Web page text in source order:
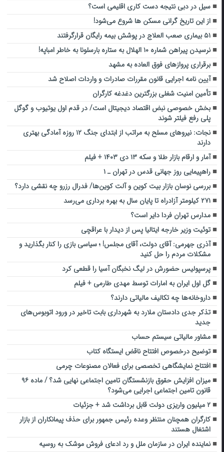
سیل در دبی نتیجه دست کاری اقلیمی است؟
از این تاریخ گرانی مسکن ها شروع می‌شود!
۵۱ بیماری صعب العلاج در پوشش بیمه رایگان قرارگرفتند
نرسیدن پیراهن شماره ۱۰ الهلال به ستاره بارسلونا به خاطر امباپه!
برقراری پروازهای فوق العاده به مشهد
آیین نامه اجرایی قانون مقررات صادرات و واردات اصلاح شد
تأمین امنیت شغلی بزرگترین دغدغه کارگران
بخش خصوصی نبض اقتصاد دیجیتال است/ در قدم اول یوتیوب و گوگل
پلی رفع فیلتر شوند
نجات: نیروهای مسلح به مراتب از ابتدای جنگ ۱۲ روزه آمادگی بهتری
دارند
آمار و ارقام بازار طلا و سکه ۱۳ دی ۱۴۰۳ + فیلم
راهپیمایی روز جهانی قدس در تهران ـ ۱
بررسی نوسان بازار بیت کوین و آلت ‌کوین‌ها/ فدرال رزرو چه نقشی دارد؟
۲۷۱ کیلومتر آزادراه تا پایان سال به بهره برداری می‌رسد
مدارس تهران فردا دایر است؟
توئیت وزیر خارجه ایتالیا پس از دیدار با عراقچی
آذری جهرمی: آقای دولت، آقای مجلس! ؛ سیاسی بازی را کنار بگذارید و
مشکلات مردم را حل کنید
پرسپولیس حضورش در لیگ نخبگان آسیا را قطعی کرد
گل اول ایران به امارات توسط مهدی طارمی + فیلم
داروخانه‌ها چه تکالیف مالیاتی دارند؟
تذکر جدی دادستان ملارد به شهرداری بابت تاخیر در ورود اتوبوس‌های
جدید
مشاور مالیاتی سیستم حساب
توضیح درخصوص افتتاح ناقض ایستگاه کتاب
افتتاح نمایشگاهی تخصصی برای فعالان مصنوعات چرمی
میزان افزایش حقوق بازنشستگان تامین اجتماعی نهایی شد؟ / ماده ۹۶
قانون تامین اجتماعی اجرایی می‌شود؟
۲ میلیون واریزی دولت قابل برداشت شد + جزئیات
کارگران همچنان منتظر وعده رئیس جمهور برای حذف پیمانکاران از بازار
اشتغال هستند
نماینده ایران در سازمان ملل و رد ادعای فروش موشک به روسیه